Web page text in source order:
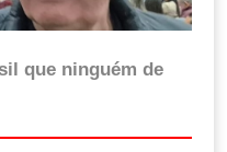
que ninguém de